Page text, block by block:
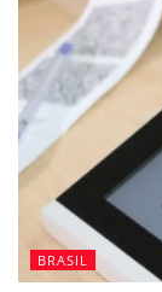
BRASIL